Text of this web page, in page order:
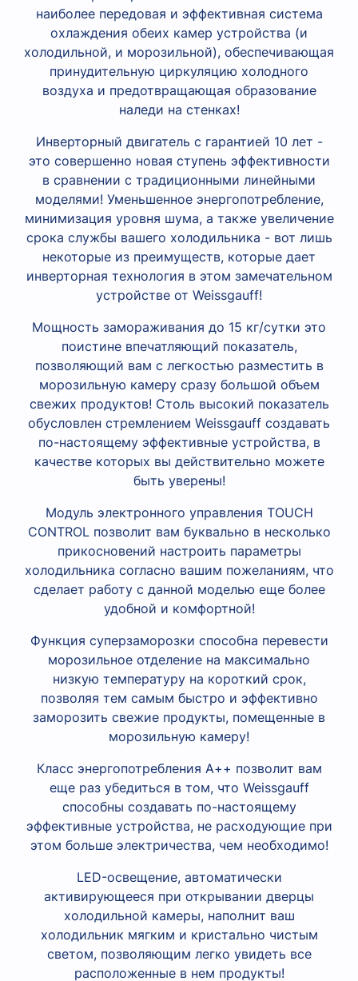
наиболее передовая и эффективная система
охлаждения обеих камер устройства (и
холодильной, и морозильной), обеспечивающая
принудительную циркуляцию холодного
воздуха и предотвращающая образование
наледи на стенках!
Инверторный двигатель c гарантией 10 лет -
это совершенно новая ступень эффективности
в сравнении с традиционными линейными
моделями! Уменьшенное энергопотребление,
минимизация уровня шума, а также увеличение
срока службы вашего холодильника - вот лишь
некоторые из преимуществ, которые дает
инверторная технология в этом замечательном
устройстве от Weissgauff!
Мощность замораживания до 15 кг/сутки это
поистине впечатляющий показатель,
позволяющий вам с легкостью разместить в
морозильную камеру сразу большой объем
свежих продуктов! Столь высокий показатель
обусловлен стремлением Weissgauff создавать
по-настоящему эффективные устройства, в
качестве которых вы действительно можете
быть уверены!
Модуль электронного управления TOUCH
CONTROL позволит вам буквально в несколько
прикосновений настроить параметры
холодильника согласно вашим пожеланиям, что
сделает работу с данной моделью еще более
удобной и комфортной!
Функция суперзаморозки способна перевести
морозильное отделение на максимально
низкую температуру на короткий срок,
позволяя тем самым быстро и эффективно
заморозить свежие продукты, помещенные в
морозильную камеру!
Класс энергопотребления А++ позволит вам
еще раз убедиться в том, что Weissgauff
способны создавать по-настоящему
эффективные устройства, не расходующие при
этом больше электричества, чем необходимо!
LED-освещение, автоматически
активирующееся при открывании дверцы
холодильной камеры, наполнит ваш
холодильник мягким и кристально чистым
светом, позволяющим легко увидеть все
расположенные в нем продукты!